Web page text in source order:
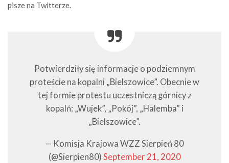
pisze na Twitterze.
Potwierdziły się informacje o podziemnym
proteście na kopalni „Bielszowice”. Obecnie w
tej formie protestu uczestniczą górnicy z
kopalń: „Wujek”, „Pokój”, „Halemba” i
„Bielszowice”.
— Komisja Krajowa WZZ Sierpień 80
(@Sierpien80) September 21, 2020